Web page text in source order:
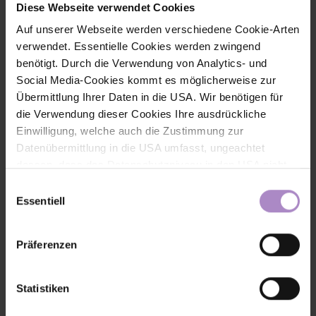
Diese Webseite verwendet Cookies
Auf unserer Webseite werden verschiedene Cookie-Arten
verwendet. Essentielle Cookies werden zwingend
benötigt. Durch die Verwendung von Analytics- und
Social Media-Cookies kommt es möglicherweise zur
Übermittlung Ihrer Daten in die USA. Wir benötigen für
die Verwendung dieser Cookies Ihre ausdrückliche
Einwilligung, welche auch die Zustimmung zur
Datenübermittlung in die USA umfasst, ungeachtet
für die Rechte und Freiheiten der betroffenen Personen
nach sich ziehen kann. Die Einwilligung erteilen Sie
dadurch, dass Sie die ausgewählten Cookies durch
Aktivierung des Buttons akzeptieren. Sie können Ihre
das runde co Symbol rechts unten auf der Webseite -
jederzeit widerrufen. Durch den Widerruf der Einwilligung
Essentiell
Präferenzen
Statistiken
Impressions of the Jobmesse
Any questions?
If you have any questions about the event - whether you are a
visitor or exhibitor - please send an e-mail to
veranstaltungen@fhv.ator get in contact with: